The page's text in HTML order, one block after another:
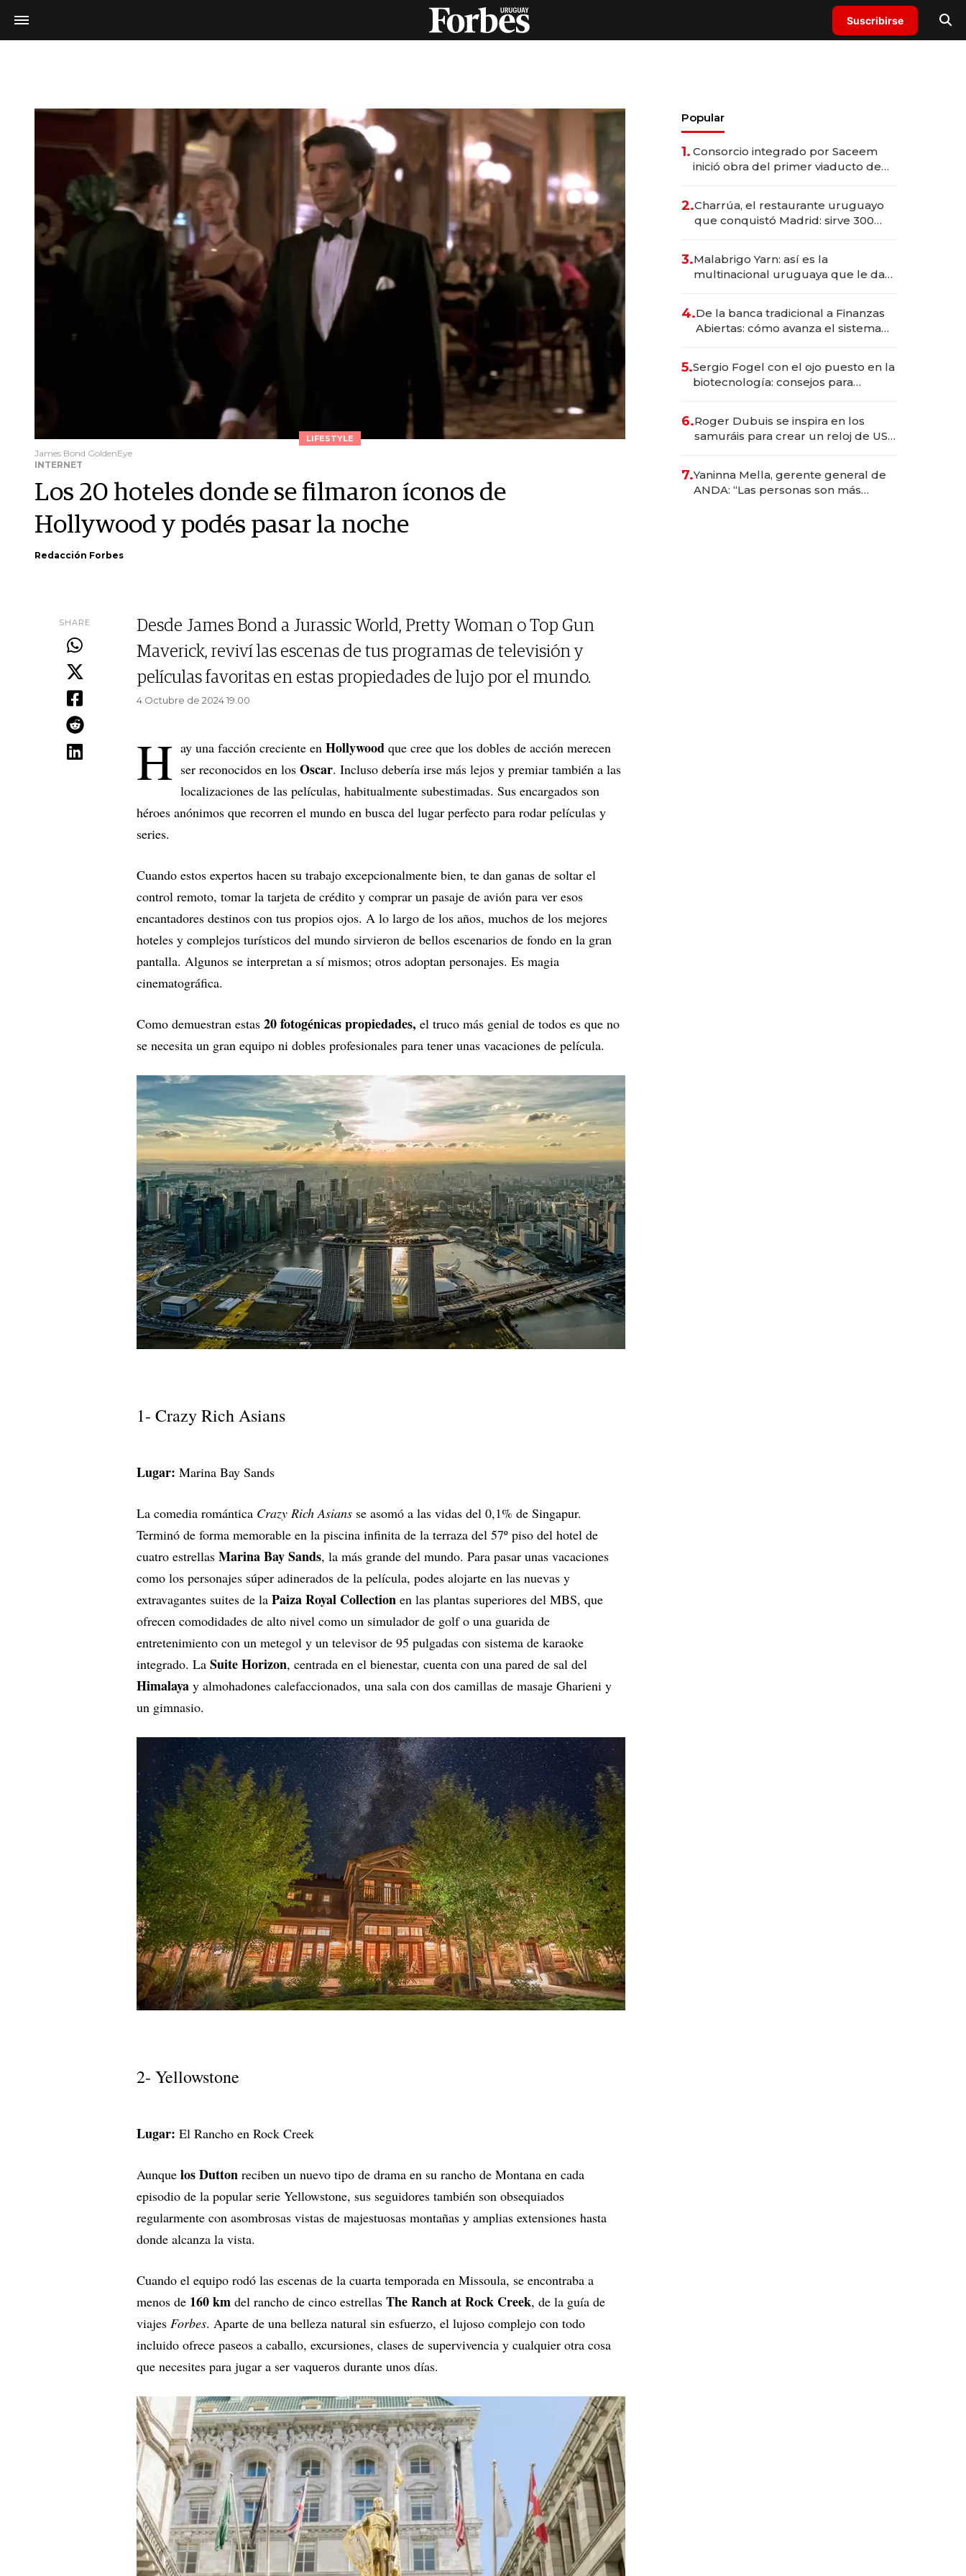
Suscribirse
LIFESTYLE
James Bond GoldenEye
INTERNET
Los 20 hoteles donde se filmaron íconos de
Hollywood y podés pasar la noche
Redacción Forbes
SHARE
Desde James Bond a Jurassic World, Pretty Woman o Top Gun
Maverick, reviví las escenas de tus programas de televisión y
películas favoritas en estas propiedades de lujo por el mundo.
4 Octubre de 2024 19.00
H ay una facción creciente en Hollywood que cree que los dobles de acción merecen
ser reconocidos en los Oscar. Incluso debería irse más lejos y premiar también a las
localizaciones de las películas, habitualmente subestimadas. Sus encargados son
héroes anónimos que recorren el mundo en busca del lugar perfecto para rodar películas y
series.
Cuando estos expertos hacen su trabajo excepcionalmente bien, te dan ganas de soltar el
control remoto, tomar la tarjeta de crédito y comprar un pasaje de avión para ver esos
encantadores destinos con tus propios ojos. A lo largo de los años, muchos de los mejores
hoteles y complejos turísticos del mundo sirvieron de bellos escenarios de fondo en la gran
pantalla. Algunos se interpretan a sí mismos; otros adoptan personajes. Es magia
cinematográfica.
Como demuestran estas 20 fotogénicas propiedades, el truco más genial de todos es que no
se necesita un gran equipo ni dobles profesionales para tener unas vacaciones de película.
1- Crazy Rich Asians
Lugar: Marina Bay Sands
La comedia romántica Crazy Rich Asians se asomó a las vidas del 0,1% de Singapur.
Terminó de forma memorable en la piscina infinita de la terraza del 57º piso del hotel de
cuatro estrellas Marina Bay Sands, la más grande del mundo. Para pasar unas vacaciones
como los personajes súper adinerados de la película, podes alojarte en las nuevas y
extravagantes suites de la Paiza Royal Collection en las plantas superiores del MBS, que
ofrecen comodidades de alto nivel como un simulador de golf o una guarida de
entretenimiento con un metegol y un televisor de 95 pulgadas con sistema de karaoke
integrado. La Suite Horizon, centrada en el bienestar, cuenta con una pared de sal del
Himalaya y almohadones calefaccionados, una sala con dos camillas de masaje Gharieni y
un gimnasio.
2- Yellowstone
Lugar: El Rancho en Rock Creek
Aunque los Dutton reciben un nuevo tipo de drama en su rancho de Montana en cada
episodio de la popular serie Yellowstone, sus seguidores también son obsequiados
regularmente con asombrosas vistas de majestuosas montañas y amplias extensiones hasta
donde alcanza la vista.
Cuando el equipo rodó las escenas de la cuarta temporada en Missoula, se encontraba a
menos de 160 km del rancho de cinco estrellas The Ranch at Rock Creek, de la guía de
viajes Forbes. Aparte de una belleza natural sin esfuerzo, el lujoso complejo con todo
incluido ofrece paseos a caballo, excursiones, clases de supervivencia y cualquier otra cosa
que necesites para jugar a ser vaqueros durante unos días.
Popular
1. Consorcio integrado por Saceem
inició obra del primer viaducto de
millones
2.Charrúa, el restaurante uruguayo
que conquistó Madrid: sirve 300
prepara apertura
3.Malabrigo Yarn: así es la
multinacional uruguaya que le da
4.De la banca tradicional a Finanzas
Abiertas: cómo avanza el sistema
5.Sergio Fogel con el ojo puesto en la
biotecnología: consejos para
6.Roger Dubuis se inspira en los
samuráis para crear un reloj de US$
7.Yaninna Mella, gerente general de
ANDA: “Las personas son más